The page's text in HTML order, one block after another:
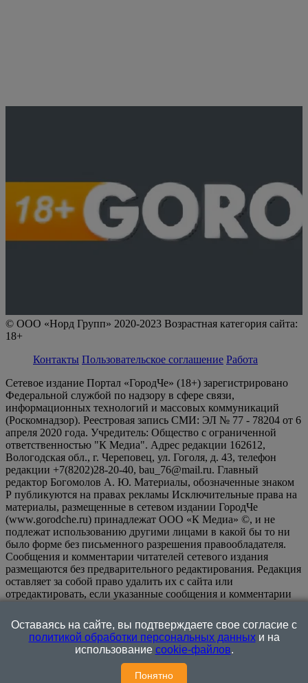
© ООО «Норд Групп» 2020-2023 Возрастная категория сайта:
18+
Контакты Пользовательское соглашение Работа
Сетевое издание Портал «ГородЧе» (18+) зарегистрировано
Федеральной службой по надзору в сфере связи,
информационных технологий и массовых коммуникаций
(Роскомнадзор). Реестровая запись СМИ: ЭЛ № 77 - 78204 от 6
апреля 2020 года. Учредитель: Общество с ограниченной
ответственностью "К Медиа". Адрес редакции 162612,
Вологодская обл., г. Череповец, ул. Гоголя, д. 43, телефон
редакции +7(8202)28-20-40, bau_76@mail.ru. Главный
редактор Богомолов А. Ю. Материалы, обозначенные знаком
Р публикуются на правах рекламы Исключительные права на
материалы, размещенные в сетевом издании ГородЧе
(www.gorodche.ru) принадлежат ООО «К Медиа» ©, и не
подлежат использованию другими лицами в какой бы то ни
было форме без письменного разрешения правообладателя.
Сообщения и комментарии читателей сетевого издания
размещаются без предварительного редактирования. Редакция
оставляет за собой право удалить их с сайта или
отредактировать, если указанные сообщения и комментарии
или нарушением иных требований закона.
информационном ресурсе применяются рекомендательные
технологии (информационные технологии предоставления
информации на основе сбора, систематизации и анализа
сведений, относящихся к предпочтениям пользователей сети
Оставаясь на сайте, вы подтверждаете свое согласие с
политикой обработки персональных данныхи на
использование cookie-файлов.
Понятно